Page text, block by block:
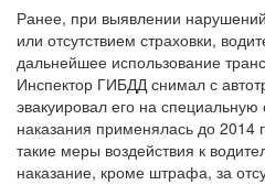
Ранее, при выявлении
или отсутствием страховки,
дальнейшее использование
Инспектор ГИБДД снимал с
эвакуировал его на
наказания применялась до 2014
такие меры воздействия к
наказание, кроме штрафа, за